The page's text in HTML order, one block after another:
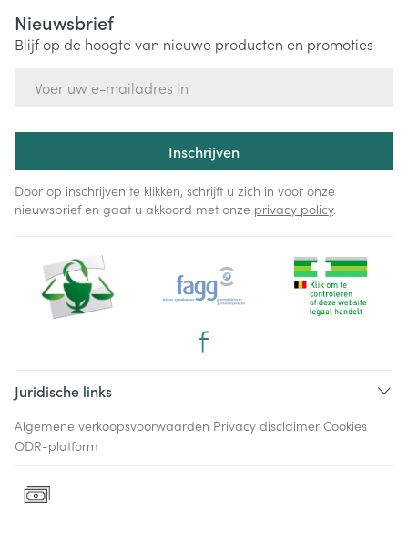
Nieuwsbrief
Blijf op de hoogte van nieuwe producten en promoties
Inschrijven
Door op inschrijven te klikken, schrijft u zich in voor onze
nieuwsbrief en gaat u akkoord met onze privacy policy.
Juridische links
Algemene verkoopsvoorwaarden Privacy disclaimer Cookies
ODR-platform